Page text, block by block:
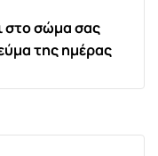
στο σώμα σας
της ημέρας